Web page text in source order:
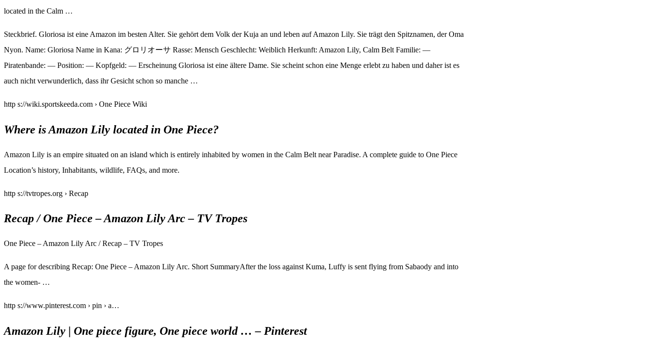
located in the Calm …
Steckbrief. Gloriosa ist eine Amazon im besten Alter. Sie gehört dem Volk der Kuja an und leben auf Amazon Lily. Sie trägt den Spitznamen, der Oma
Nyon. Name: Gloriosa Name in Kana: グロリオーサ Rasse: Mensch Geschlecht: Weiblich Herkunft: Amazon Lily, Calm Belt Familie: —
Piratenbande: — Position: — Kopfgeld: — Erscheinung Gloriosa ist eine ältere Dame. Sie scheint schon eine Menge erlebt zu haben und daher ist es
auch nicht verwunderlich, dass ihr Gesicht schon so manche …
http s://wiki.sportskeeda.com › One Piece Wiki
Where is Amazon Lily located in One Piece?
Amazon Lily is an empire situated on an island which is entirely inhabited by women in the Calm Belt near Paradise. A complete guide to One Piece
Location’s history, Inhabitants, wildlife, FAQs, and more.
http s://tvtropes.org › Recap
Recap / One Piece – Amazon Lily Arc – TV Tropes
One Piece – Amazon Lily Arc / Recap – TV Tropes
A page for describing Recap: One Piece – Amazon Lily Arc. Short SummaryAfter the loss against Kuma, Luffy is sent flying from Sabaody and into
the women- …
http s://www.pinterest.com › pin › a…
Amazon Lily | One piece figure, One piece world … – Pinterest